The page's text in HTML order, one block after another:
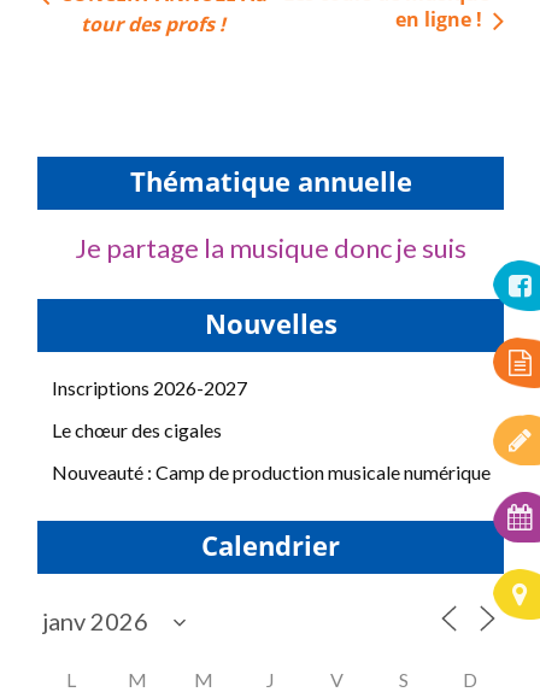
tour des profs !
en ligne !
Thématique annuelle
Je partage la musique donc je suis
Nouvelles
Inscriptions 2026-2027
Le chœur des cigales
Nouveauté : Camp de production musicale numérique
Calendrier
L M M J V S D